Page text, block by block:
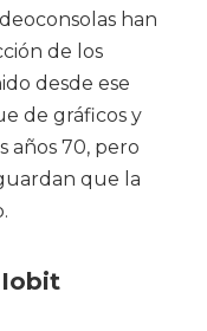
han
de los
desde ese
de gráficos y
años 70, pero
que la